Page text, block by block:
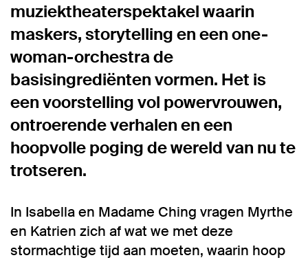
muziektheaterspektakel waarin
maskers, storytelling en een one-
woman-orchestra de
basisingrediënten vormen. Het is
een voorstelling vol powervrouwen,
ontroerende verhalen en een
hoopvolle poging de wereld van nu te
trotseren.
In Isabella en Madame Ching vragen Myrthe
en Katrien zich af wat we met deze
stormachtige tijd aan moeten, waarin hoop